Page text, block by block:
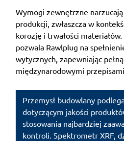
Wymogi zewnętrzne
produkcji, zwłaszcza w
korozję i trwałości
pozwala Rawlplug na
wytycznych, zapewniając
międzynarodowymi przepisami.
Przemysł budowlany
dotyczącym jakości
stosowania najbardziej
kontroli. Spektrometr XRF,